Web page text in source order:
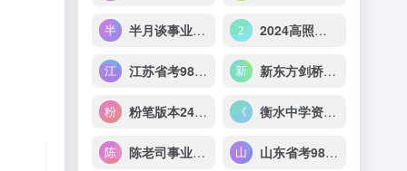
半月谈事业单位职测60天计划 2024高照资料分析省考+事业单位超大杯
江苏省考980系统班 新东方剑桥流利生活口语（初中高级）
粉笔版本24省考各省《行测》真题pdf 衡水中学资料大全重构版 考试资料 小学 初中 高中
陈老司事业单位综应A类刷题班 山东省考980系统班